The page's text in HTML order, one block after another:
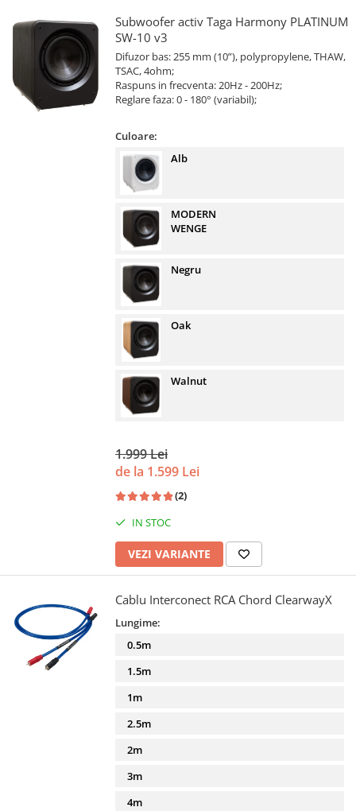
Subwoofer activ Taga Harmony PLATINUM
SW-10 v3
Difuzor bas: 255 mm (10”), polypropylene, THAW,
TSAC, 4ohm;
Raspuns in frecventa: 20Hz - 200Hz;
Reglare faza: 0 - 180° (variabil);
Culoare:
Alb
MODERN
WENGE
Negru
Oak
Walnut
1.999 Lei
de la 1.599 Lei
(2)
IN STOC
VEZI VARIANTE
Cablu Interconect RCA Chord ClearwayX
Lungime:
0.5m
1.5m
1m
2.5m
2m
3m
4m